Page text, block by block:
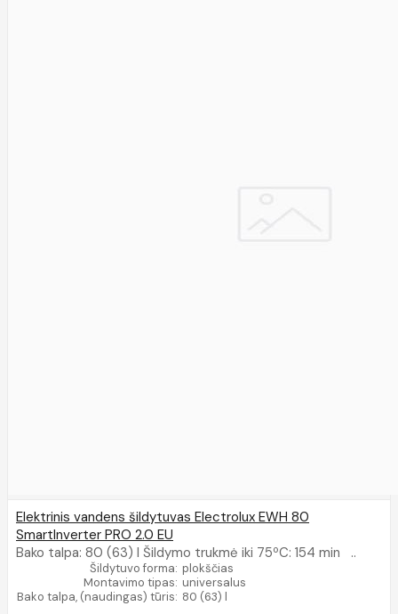
Elektrinis vandens šildytuvas Electrolux EWH 80
SmartInverter PRO 2.0 EU
Bako talpa: 80 (63) l Šildymo trukmė iki 75ºC: 154 min ..
Šildytuvo forma: plokščias
Montavimo tipas: universalus
Bako talpa, (naudingas) tūris: 80 (63) l